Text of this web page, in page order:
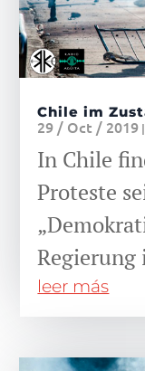
Chile im
29 / Oct / 2019 |
In Chile
Proteste
leer más